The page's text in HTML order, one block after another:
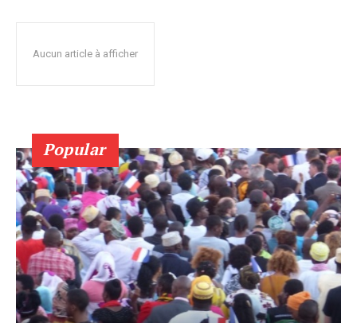
Aucun article à afficher
Popular